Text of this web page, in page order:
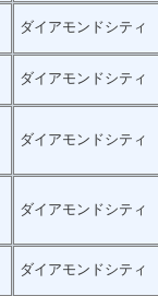
ダイアモンドシティ
ダイアモンドシティ
ダイアモンドシティ
ダイアモンドシティ
ダイアモンドシティ